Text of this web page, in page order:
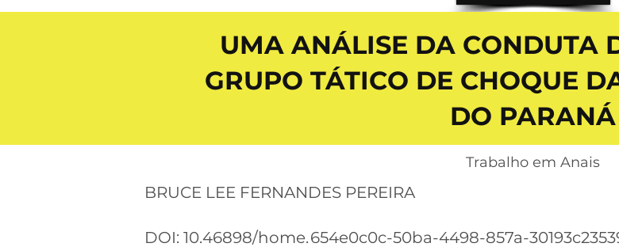
UMA ANÁLISE DA CONDUTA
GRUPO TÁTICO DE CHOQUE
DO PARANÁ
Trabalho em Anais
BRUCE LEE FERNANDES PEREIRA
DOI: 10.46898/home.654e0c0c-50ba-4498-857a-